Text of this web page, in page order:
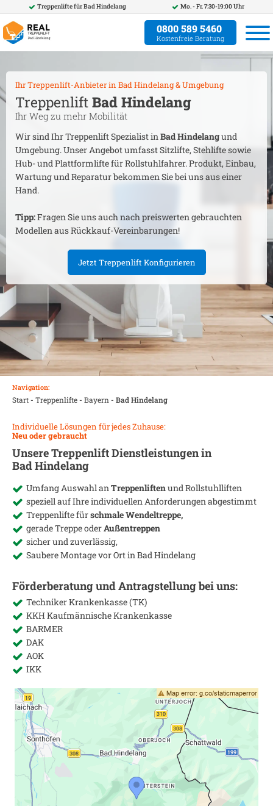
Treppenlifte fürBad Hindelang Mo. - Fr. 7:30-19:00 Uhr
0800 589 5460
Kostenfreie Beratung
Ihr Treppenlift-Anbieter in Bad Hindelang& Umgebung
Treppenlift Bad Hindelang
Ihr Weg zu mehr Mobilität
Wir sind Ihr Treppenlift Spezialist inBad Hindelangund
Umgebung. Unser Angebot umfasst Sitzlifte, Stehlifte sowie
Hub- und Plattformlifte für Rollstuhlfahrer. Produkt, Einbau,
Wartung und Reparatur bekommen Sie bei uns aus einer
Hand.
Tipp:Fragen Sie uns auch nach preiswerten gebrauchten
Modellen aus Rückkauf-Vereinbarungen!
Jetzt Treppenlift Konfigurieren
Navigation:
Start- Treppenlifte- Bayern - Bad Hindelang
Individuelle Lösungen für jedes Zuhause:
Neu oder gebraucht
Unsere Treppenlift Dienstleistungen in
Bad Hindelang
Umfang Auswahl anTreppenliftenund Rollstuhlliften
speziell auf Ihre individuellen Anforderungen abgestimmt
Treppenlifte fürschmale Wendeltreppe,
gerade Treppe oderAußentreppen
sicher und zuverlässig,
Saubere Montage vor Ort inBad Hindelang
Förderberatung und Antragstellung bei uns:
Techniker Krankenkasse (TK)
KKH Kaufmännische Krankenkasse
BARMER
DAK
AOK
IKK